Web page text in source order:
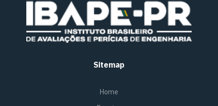
Sitemap
Home